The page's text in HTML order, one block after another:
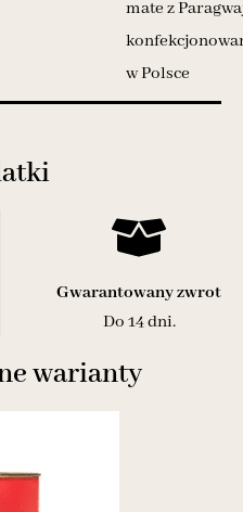
mate z
w Polsce
Gwarantowany zwrot
Do 14 dni.
warianty